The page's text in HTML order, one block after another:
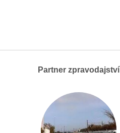
Partner zpravodajství